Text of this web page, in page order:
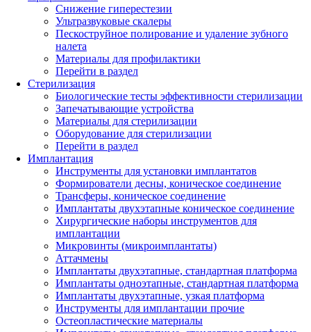
Снижение гиперестезии
Ультразвуковые скалеры
Пескоструйное полирование и удаление зубного
налета
Материалы для профилактики
Перейти в раздел
Стерилизация
Биологические тесты эффективности стерилизации
Запечатывающие устройства
Материалы для стерилизации
Оборудование для стерилизации
Перейти в раздел
Имплантация
Инструменты для установки имплантатов
Формирователи десны, коническое соединение
Трансферы, коническое соединение
Имплантаты двухэтапные коническое соединение
Хирургические наборы инструментов для
имплантации
Микровинты (микроимплантаты)
Аттачмены
Имплантаты двухэтапные, стандартная платформа
Имплантаты одноэтапные, стандартная платформа
Имплантаты двухэтапные, узкая платформа
Инструменты для имплантации прочие
Остеопластические материалы